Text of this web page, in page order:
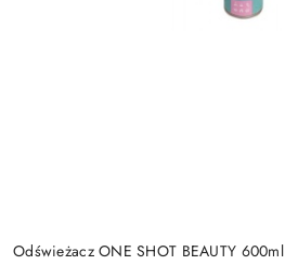
Odświeżacz ONE SHOT BEAUTY 600ml